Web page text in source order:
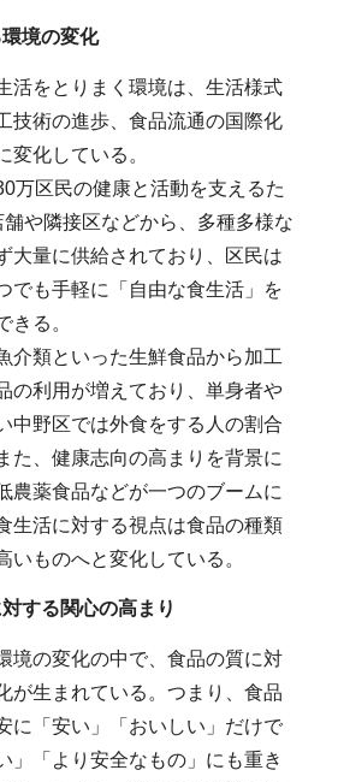
境の変化
活をとりまく環境は、生活様式
技術の進歩、食品流通の国際化
変化している。
万区民の健康と活動を支えるた
や隣接区などから、多種多様な
大量に供給されており、区民は
でも手軽に「自由な食生活」を
きる。
類といった生鮮食品から加工
の利用が増えており、単身者や
中野区では外食をする人の割合
た、健康志向の高まりを背景に
農薬食品などが一つのブームに
生活に対する視点は食品の種類
いものへと変化している。
する関心の高まり
境の変化の中で、食品の質に対
が生まれている。つまり、食品
に「安い」「おいしい」だけで
」「より安全なもの」にも重き